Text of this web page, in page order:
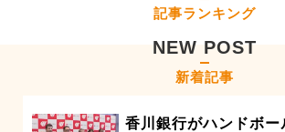
記事ランキング
NEW POST
新着記事
香川銀行がハンドボー